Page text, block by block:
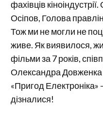
фахівців
Осіпов, Голова
Тож ми не могли не
живе. Як виявилося,
фільми за 7 років,
Олександра Довженка
«Пригод
дізналися!